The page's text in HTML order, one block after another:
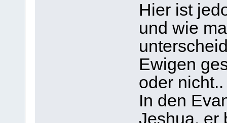
Hier ist
und wie
Ewigen
oder nicht..
In den
Jeshua, er